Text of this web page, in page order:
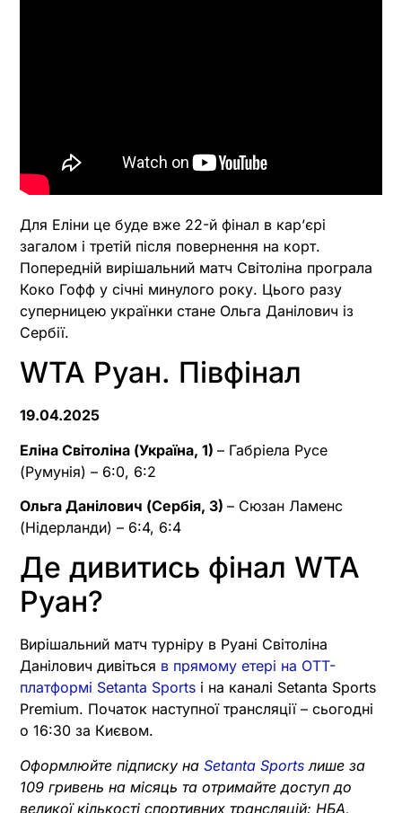
Для Еліни це буде вже 22-й фінал в карʼєрі
загалом і третій після повернення на корт.
Попередній вирішальний матч Світоліна програла
Коко Гофф у січні минулого року. Цього разу
суперницею українки стане Ольга Данілович із
Сербії.
WTA Руан. Півфінал
19.04.2025
Еліна Світоліна (Україна, 1) – Габріела Русе
(Румунія) – 6:0, 6:2
Ольга Данілович (Сербія, 3) – Сюзан Ламенс
(Нідерланди) – 6:4, 6:4
Де дивитись фінал WTA
Руан?
Вирішальний матч турніру в Руані Світоліна
Данілович дивіться в прямому етері на OTT-
платформі Setanta Sports і на каналі Setanta Sports
Premium. Початок наступної трансляції – сьогодні
о 16:30 за Києвом.
Оформлюйте підписку на Setanta Sports лише за
109 гривень на місяць та отримайте доступ до
великої кількості спортивних трансляцій: НБА,